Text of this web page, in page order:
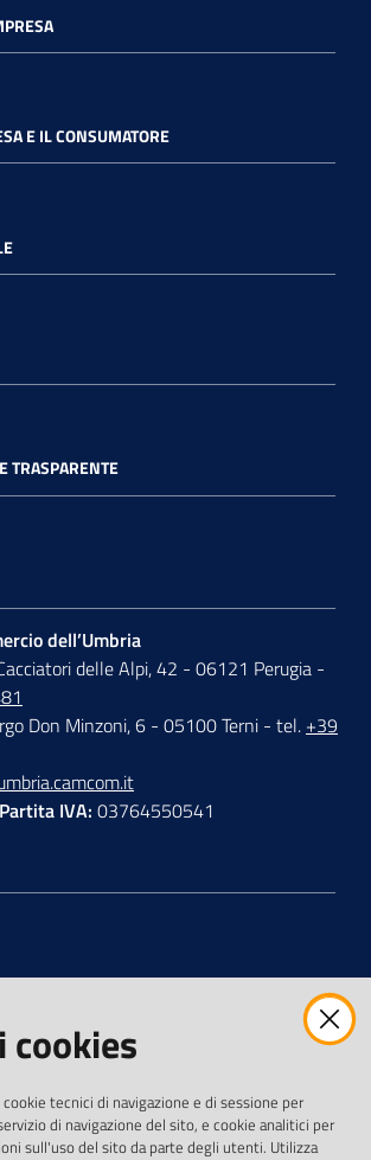
E IL CONSUMATORE
TRASPARENTE
dell’Umbria
delle Alpi, 42 - 06121 Perugia -
Don Minzoni, 6 - 05100 Terni - tel. +39
IVA: 03764550541
INTERCAM S.C.A.R.L.
cookies
tecnici di navigazione e di sessione per
di navigazione del sito, e cookie analitici per
sull'uso del sito da parte degli utenti. Utilizza